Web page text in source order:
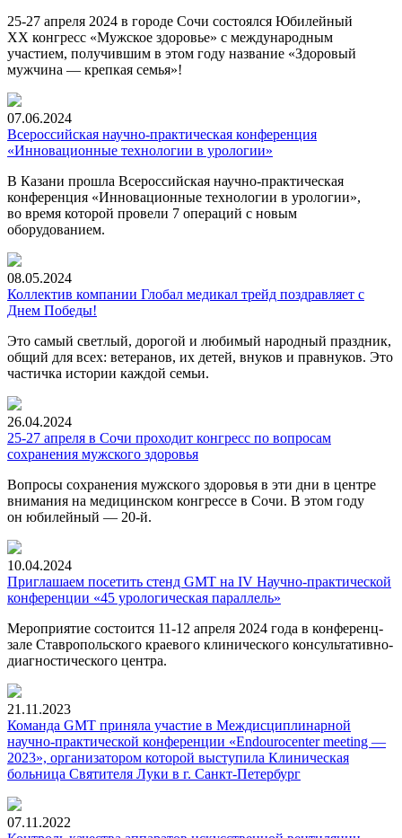
25-27 апреля 2024 в городе Сочи состоялся Юбилейный
XX конгресс «Мужское здоровье» с международным
участием, получившим в этом году название «Здоровый
мужчина — крепкая семья»!
07.06.2024
Всероссийская научно-практическая конференция
«Инновационные технологии в урологии»
В Казани прошла Всероссийская научно-практическая
конференция «Инновационные технологии в урологии»,
во время которой провели 7 операций с новым
оборудованием.
08.05.2024
Коллектив компании Глобал медикал трейд поздравляет с
Днем Победы!
Это самый светлый, дорогой и любимый народный праздник,
общий для всех: ветеранов, их детей, внуков и правнуков. Это
частичка истории каждой семьи.
26.04.2024
25-27 апреля в Сочи проходит конгресс по вопросам
сохранения мужского здоровья
Вопросы сохранения мужского здоровья в эти дни в центре
внимания на медицинском конгрессе в Сочи. В этом году
он юбилейный — 20-й.
10.04.2024
Приглашаем посетить стенд GMT на IV Научно-практической
конференции «45 урологическая параллель»
Мероприятие состоится 11-12 апреля 2024 года в конференц-
зале Ставропольского краевого клинического консультативно-
диагностического центра.
21.11.2023
Команда GMT приняла участие в Междисциплинарной
научно-практической конференции «Endourocenter meeting —
2023», организатором которой выступила Клиническая
больница Святителя Луки в г. Санкт-Петербург
07.11.2022